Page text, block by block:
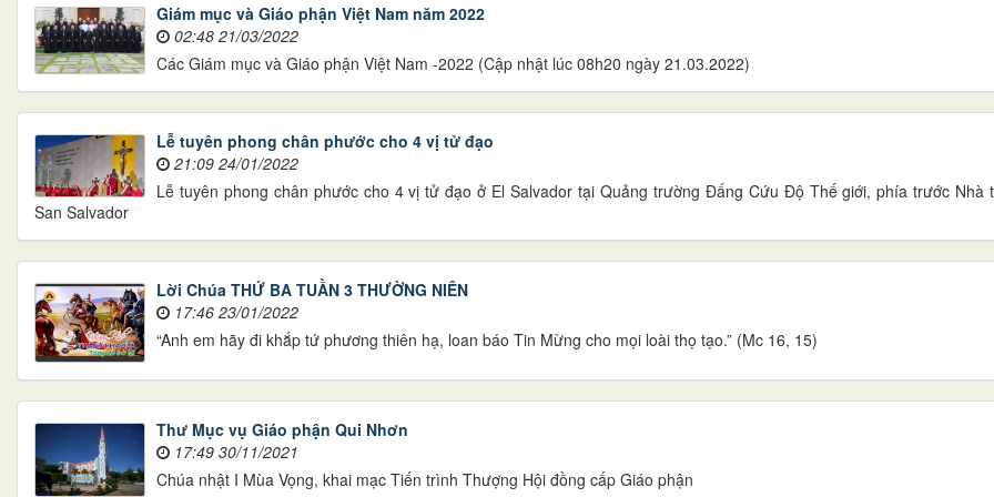
Giám mục và Giáo phận Việt Nam năm 2022
02:48 21/03/2022
Các Giám mục và Giáo phận Việt Nam -2022 (Cập nhật lúc 08h20 ngày 21.03.2022)
Lễ tuyên phong chân phước cho 4 vị tử đạo
21:09 24/01/2022
Lễ tuyên phong chân phước cho 4 vị tử đạo ở El Salvador tại Quảng trường Đấng Cứu Độ Thế giới, phía trước Nhà
San Salvador
Lời Chúa THỨ BA TUẦN 3 THƯỜNG NIÊN
17:46 23/01/2022
“Anh em hãy đi khắp tứ phương thiên hạ, loan báo Tin Mừng cho mọi loài thọ tạo.” (Mc 16, 15)
Thư Mục vụ Giáo phận Qui Nhơn
17:49 30/11/2021
Chúa nhật I Mùa Vọng, khai mạc Tiến trình Thượng Hội đồng cấp Giáo phận